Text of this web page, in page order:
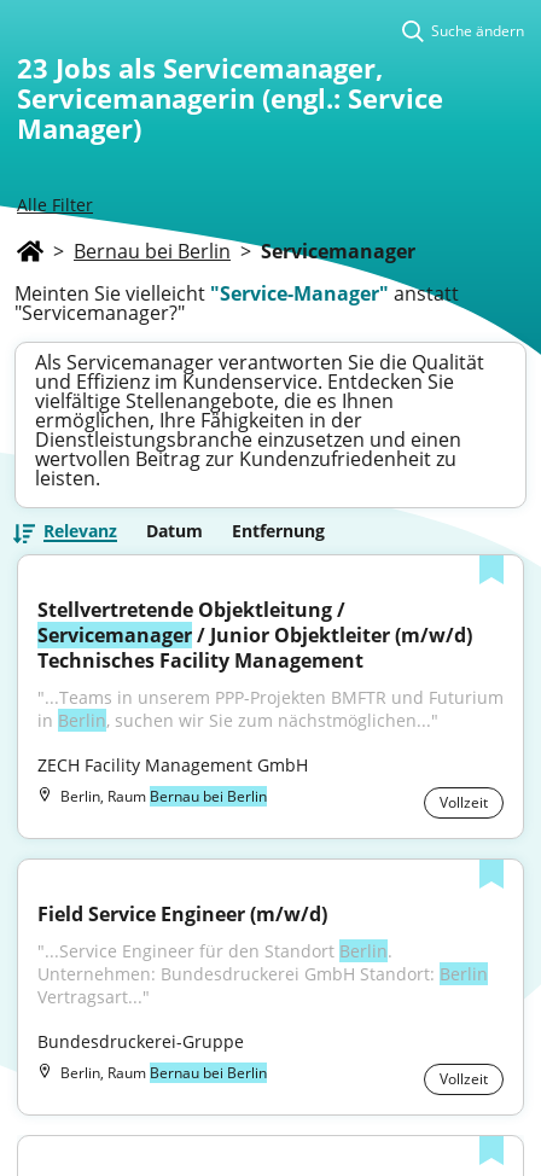
Alle Filter
Suche ändern
23 Jobs als Servicemanager,
Servicemanagerin (engl.: Service
Manager)
> Bernau bei Berlin > Servicemanager
Meinten Sie vielleicht "Service-Manager" anstatt
"Servicemanager?"
Als Servicemanager verantworten Sie die Qualität
und Effizienz im Kundenservice. Entdecken Sie
vielfältige Stellenangebote, die es Ihnen
ermöglichen, Ihre Fähigkeiten in der
Dienstleistungsbranche einzusetzen und einen
wertvollen Beitrag zur Kundenzufriedenheit zu
leisten.
Relevanz Datum Entfernung
Servicemanager / Junior Objektleiter (m/w/d)
Technisches Facility Management
"...Teams in unserem PPP-Projekten BMFTR und Futurium
in Berlin, suchen wir Sie zum nächstmöglichen..."
ZECH Facility Management GmbH
Berlin, Raum Bernau bei Berlin Vollzeit
Field Service Engineer (m/w/d)
"...Service Engineer für den Standort Berlin.
Unternehmen: Bundesdruckerei GmbH Standort: Berlin
Vertragsart..."
Bundesdruckerei-Gruppe
Berlin, Raum Bernau bei Berlin Vollzeit